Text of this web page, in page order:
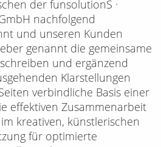
der funsolutionS ·
nachfolgend
und unseren Kunden
genannt die gemeinsame
und ergänzend
Klarstellungen
verbindliche Basis einer
effektiven Zusammenarbeit
kreativen, künstlerischen
für optimierte